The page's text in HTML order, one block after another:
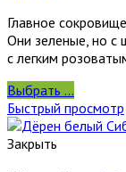
Главное
Они зеленые, но с
с легким
Выбрать ...
Быстрый просмотр
Закрыть